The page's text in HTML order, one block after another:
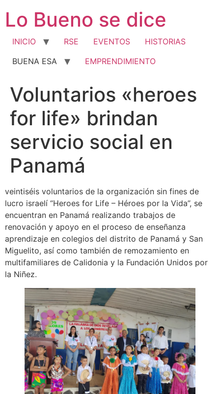
contenido
Lo Bueno se dice
INICIO RSE EVENTOS
HISTORIAS
BUENA ESA
EMPRENDIMIENTO
Voluntarios «heroes
for life» brindan
servicio social en
Panamá
veintiséis voluntarios de la organización sin fines de
lucro israelí “Heroes for Life – Héroes por la Vida”, se
encuentran en Panamá realizando trabajos de
renovación y apoyo en el proceso de enseñanza
aprendizaje en colegios del distrito de Panamá y San
Miguelito, así como también de remozamiento en
multifamiliares de Calidonia y la Fundación Unidos por
la Niñez.